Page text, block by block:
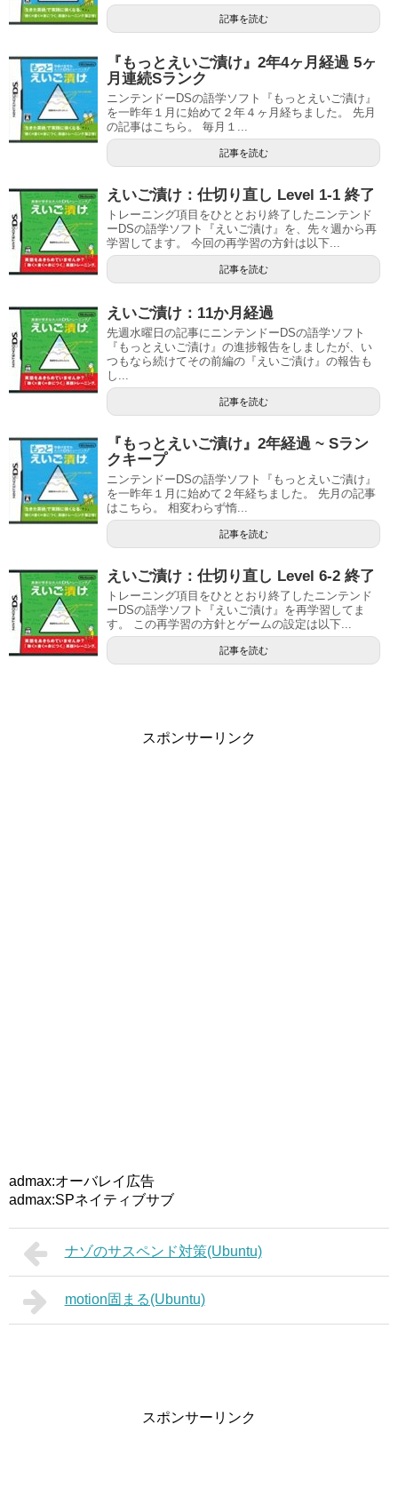
記事を読む
『もっとえいご漬け』2年4ヶ月経過 5ヶ
月連続Sランク
ニンテンドーDSの語学ソフト『もっとえいご漬け』
を一昨年１月に始めて２年４ヶ月経ちました。 先月
の記事はこちら。 毎月１...
記事を読む
えいご漬け：仕切り直し Level 1-1 終了
トレーニング項目をひととおり終了したニンテンド
ーDSの語学ソフト『えいご漬け』を、先々週から再
学習してます。 今回の再学習の方針は以下...
記事を読む
えいご漬け：11か月経過
先週水曜日の記事にニンテンドーDSの語学ソフト
『もっとえいご漬け』の進捗報告をしましたが、い
つもなら続けてその前編の『えいご漬け』の報告も
し...
記事を読む
『もっとえいご漬け』2年経過 ~ Sラン
クキープ
ニンテンドーDSの語学ソフト『もっとえいご漬け』
を一昨年１月に始めて２年経ちました。 先月の記事
はこちら。 相変わらず惰...
記事を読む
えいご漬け：仕切り直し Level 6-2 終了
トレーニング項目をひととおり終了したニンテンド
ーDSの語学ソフト『えいご漬け』を再学習してま
す。 この再学習の方針とゲームの設定は以下...
記事を読む
スポンサーリンク
admax:オーバレイ広告
admax:SPネイティブサブ
ナゾのサスペンド対策(Ubuntu)
motion固まる(Ubuntu)
スポンサーリンク